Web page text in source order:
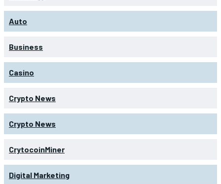
Auto
Business
Casino
Crypto News
Crypto News
CrytocoinMiner
Digital Marketing